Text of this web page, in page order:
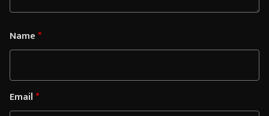
Name*
Email*